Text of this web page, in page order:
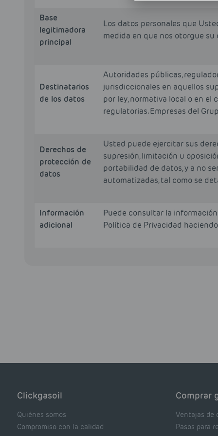
Base
legitimadora
principal
Los datos personales que
medida en que nos otorgue
Destinatarios
de los datos
Autoridades públicas,
jurisdiccionales en aquellos
por ley, normativa local o en
regulatorias. Empresas del
Derechos de
protección de
datos
Usted puede ejercitar sus
supresión, limitación u
portabilidad de datos, y a no
automatizadas, tal como se
Información
adicional
Puede consultar la
Política de Privacidad haciendo
Clickgasoil
Quiénes somos
Compromiso con la calidad
Comprar
Ventajas de
Pasos para